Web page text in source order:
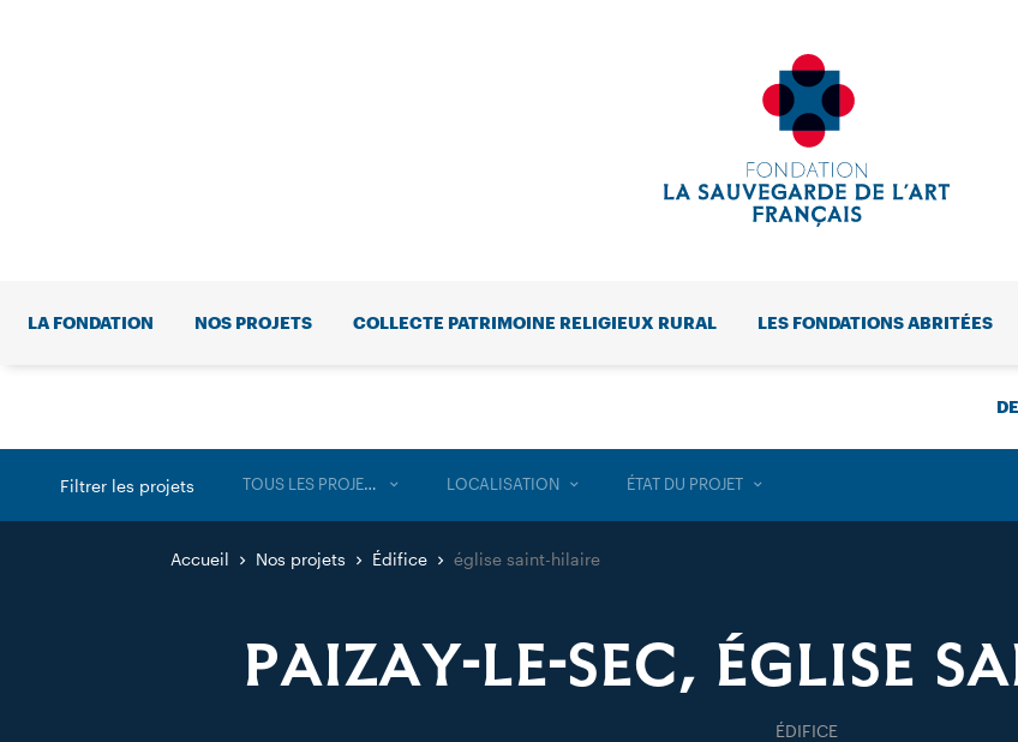
LA FONDATION NOS PROJETS COLLECTE PATRIMOINE RELIGIEUX RURAL LES FONDATIONS ABRITÉES
Filtrer les projets TOUS LES PROJETS LOCALISATION ÉTAT DU PROJET
Accueil Nos projets Édifice église saint-hilaire
PAIZAY-LE-SEC, ÉGLISE
ÉDIFICE